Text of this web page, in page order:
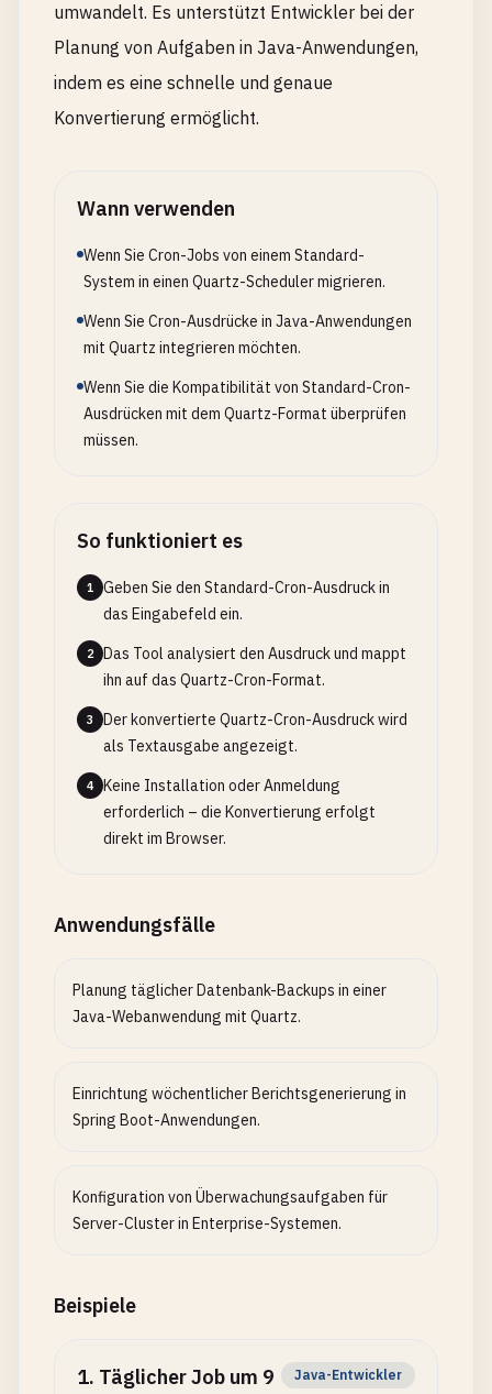
umwandelt. Es unterstützt Entwickler bei der
Planung von Aufgaben in Java-Anwendungen,
indem es eine schnelle und genaue
Konvertierung ermöglicht.
Wann verwenden
Wenn Sie Cron-Jobs von einem Standard-
System in einen Quartz-Scheduler migrieren.
Wenn Sie Cron-Ausdrücke in Java-Anwendungen
mit Quartz integrieren möchten.
Wenn Sie die Kompatibilität von Standard-Cron-
Ausdrücken mit dem Quartz-Format überprüfen
müssen.
So funktioniert es
1
Geben Sie den Standard-Cron-Ausdruck in
das Eingabefeld ein.
2
Das Tool analysiert den Ausdruck und mappt
ihn auf das Quartz-Cron-Format.
3
Der konvertierte Quartz-Cron-Ausdruck wird
als Textausgabe angezeigt.
4
Keine Installation oder Anmeldung
erforderlich – die Konvertierung erfolgt
direkt im Browser.
Anwendungsfälle
Planung täglicher Datenbank-Backups in einer
Java-Webanwendung mit Quartz.
Einrichtung wöchentlicher Berichtsgenerierung in
Spring Boot-Anwendungen.
Konfiguration von Überwachungsaufgaben für
Server-Cluster in Enterprise-Systemen.
Beispiele
1. Täglicher Job um 9
Java-Entwickler